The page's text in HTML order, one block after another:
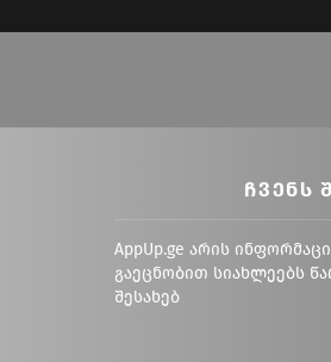
ᲩᲕᲔᲜᲡ
AppUp.ge არის
გაეცნობით სიახლეებს
შესახებ